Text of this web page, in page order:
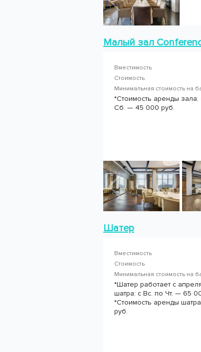
Малый зал
Вместимость
Стоимость
Минимальная стоимость на
*Стоимость аренды
Сб. — 45 000 руб.
Шатер
Вместимость
Стоимость
Минимальная стоимость на
*Шатер работает с
шатра: с Вс. по Чт. — 65
*Стоимость аренды
руб.